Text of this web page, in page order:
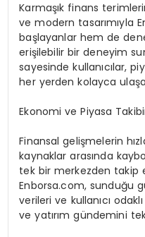
Karmaşık finans
ve modern tasarımıyla
başlayanlar hem de
erişilebilir bir deneyim
sayesinde kullanıcılar,
her yerden kolayca
Ekonomi ve Piyasa
Finansal gelişmelerin
kaynaklar arasında
tek bir merkezden takip
Enborsa.com, sunduğu
verileri ve kullanıcı
ve yatırım gündemini